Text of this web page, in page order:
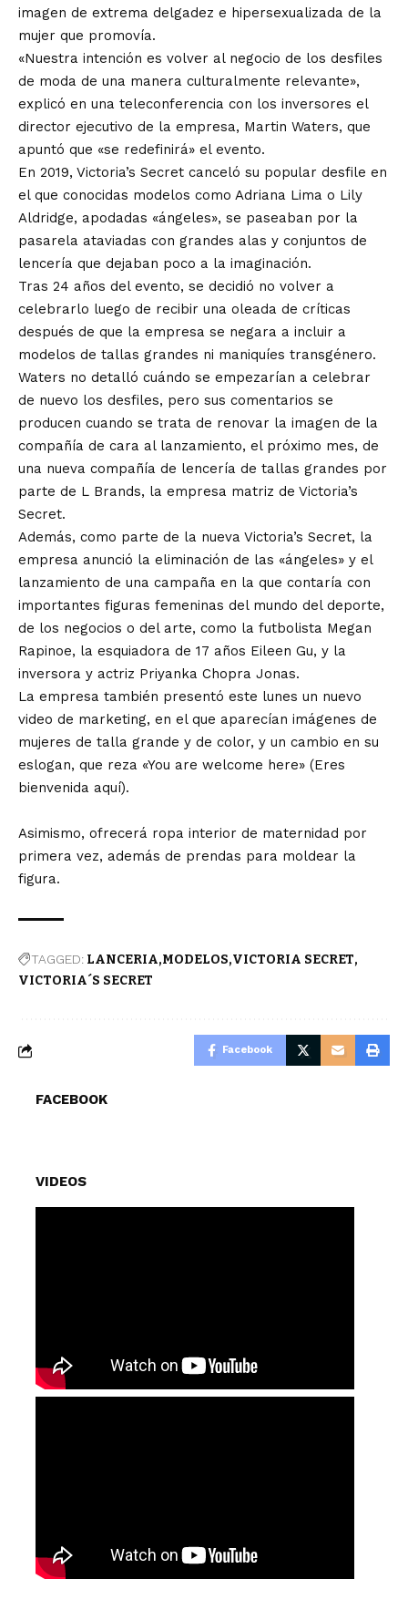
imagen de extrema delgadez e hipersexualizada de la
mujer que promovía.
«Nuestra intención es volver al negocio de los desfiles
de moda de una manera culturalmente relevante»,
explicó en una teleconferencia con los inversores el
director ejecutivo de la empresa, Martin Waters, que
apuntó que «se redefinirá» el evento.
En 2019, Victoria’s Secret canceló su popular desfile en
el que conocidas modelos como Adriana Lima o Lily
Aldridge, apodadas «ángeles», se paseaban por la
pasarela ataviadas con grandes alas y conjuntos de
lencería que dejaban poco a la imaginación.
Tras 24 años del evento, se decidió no volver a
celebrarlo luego de recibir una oleada de críticas
después de que la empresa se negara a incluir a
modelos de tallas grandes ni maniquíes transgénero.
Waters no detalló cuándo se empezarían a celebrar
de nuevo los desfiles, pero sus comentarios se
producen cuando se trata de renovar la imagen de la
compañía de cara al lanzamiento, el próximo mes, de
una nueva compañía de lencería de tallas grandes por
parte de L Brands, la empresa matriz de Victoria’s
Secret.
Además, como parte de la nueva Victoria’s Secret, la
empresa anunció la eliminación de las «ángeles» y el
lanzamiento de una campaña en la que contaría con
importantes figuras femeninas del mundo del deporte,
de los negocios o del arte, como la futbolista Megan
Rapinoe, la esquiadora de 17 años Eileen Gu, y la
inversora y actriz Priyanka Chopra Jonas.
La empresa también presentó este lunes un nuevo
video de marketing, en el que aparecían imágenes de
mujeres de talla grande y de color, y un cambio en su
eslogan, que reza «You are welcome here» (Eres
bienvenida aquí).
Asimismo, ofrecerá ropa interior de maternidad por
primera vez, además de prendas para moldear la
figura.
TAGGED: LANCERIA MODELOS VICTORIA SECRET
VICTORIA´S SECRET
Facebook
FACEBOOK
VIDEOS